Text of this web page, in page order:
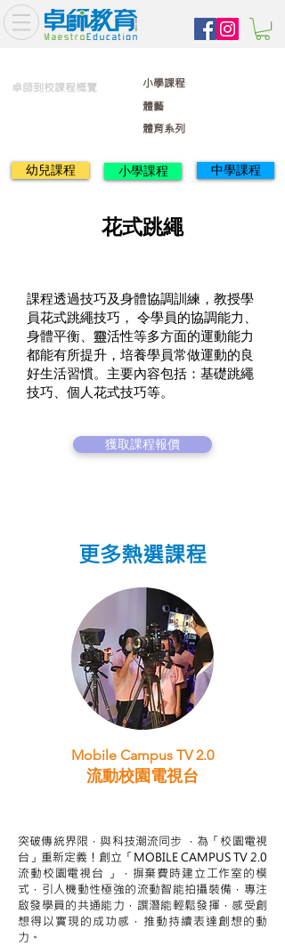
卓師到校課程概覽
體藝
體育系列
小學課程
幼兒課程 小學課程 中學課程
課程透過技巧及身體協調訓練，教授學
員花式跳繩技巧， 令學員的協調能力、
身體平衡、靈活性等多方面的運動能力
都能有所提升，培養學員常做運動的良
好生活習慣。主要內容包括：基礎跳繩
技巧、個人花式技巧等。
獲取課程報價
花式跳繩
更多熱選課程
Mobile Campus TV 2.0
流動校園電視台
突破傳統界限，與科技潮流同步 ，為「校園電視
台」重新定義！創立「MOBILE CAMPUS TV 2.0
流動校園電視台 」，摒棄費時建立工作室的模
式，引人機動性極強的流動智能拍攝裝備，專注
啟發學員的共通能力，譔潛能輕鬆發揮，感受創
想得以實現的成功感，推動持續表達創想的動
力。